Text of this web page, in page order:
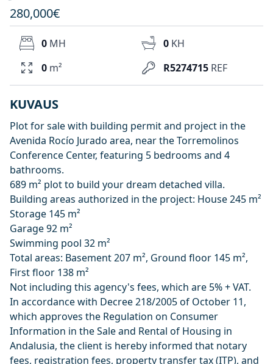
280,000€
R5274715 REF
0 MH 0 KH
0 m²
KUVAUS
Plot for sale with building permit and project in the
Avenida Rocío Jurado area, near the Torremolinos
Conference Center, featuring 5 bedrooms and 4
bathrooms.
689 m² plot to build your dream detached villa.
Building areas authorized in the project: House 245 m²
Storage 145 m²
Garage 92 m²
Swimming pool 32 m²
Total areas: Basement 207 m², Ground floor 145 m²,
First floor 138 m²
Not including this agency's fees, which are 5% + VAT.
In accordance with Decree 218/2005 of October 11,
which approves the Regulation on Consumer
Information in the Sale and Rental of Housing in
Andalusia, the client is hereby informed that notary
fees, registration fees, property transfer tax (ITP), and